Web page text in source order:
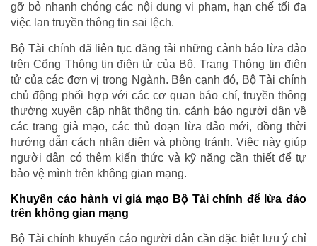
gỡ bỏ nhanh chóng các nội dung vi phạm, hạn chế tối đa
việc lan truyền thông tin sai lệch.
Bộ Tài chính đã liên tục đăng tải những cảnh báo lừa đảo
trên Cổng Thông tin điện tử của Bộ, Trang Thông tin điện
tử của các đơn vị trong Ngành. Bên cạnh đó, Bộ Tài chính
chủ động phối hợp với các cơ quan báo chí, truyền thông
thường xuyên cập nhật thông tin, cảnh báo người dân về
các trang giả mạo, các thủ đoạn lừa đảo mới, đồng thời
hướng dẫn cách nhận diện và phòng tránh. Việc này giúp
người dân có thêm kiến thức và kỹ năng cần thiết để tự
bảo vệ mình trên không gian mạng.
Khuyến cáo hành vi giả mạo Bộ Tài chính để lừa đảo
trên không gian mạng
Bộ Tài chính khuyến cáo người dân cần đặc biệt lưu ý chỉ